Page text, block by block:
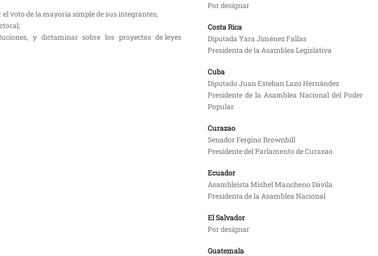
voto de la mayoría simple de sus integrantes;
y dictaminar sobre los proyectos de leyes
Por designar
Costa Rica
Diputada Yara Jiménez Fallas
Presidenta de la Asamblea Legislativa
Cuba
Diputado Juan Esteban Lazo Hernández
Presidente de la Asamblea Nacional del Poder
Popular
Curazao
Senador Fergino Brownbill
Presidente del Parlamento de Curazao
Ecuador
Asambleísta Mishel Mancheno Dávila
Presidenta de la Asamblea Nacional
El Salvador
Por designar
Guatemala